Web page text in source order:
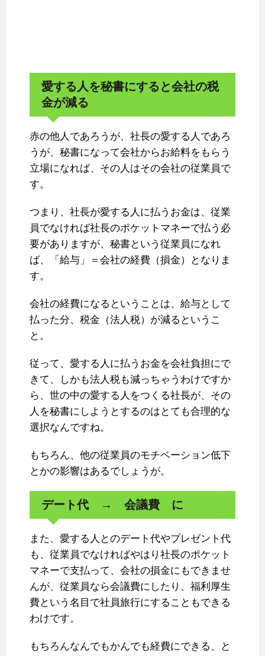
愛する人を秘書にすると会社の税
金が減る
赤の他人であろうが、社長の愛する人であろ
うが、秘書になって会社からお給料をもらう
立場になれば、その人はその会社の従業員で
す。
つまり、社長が愛する人に払うお金は、従業
員でなければ社長のポケットマネーで払う必
要がありますが、秘書という従業員になれ
ば、「給与」＝会社の経費（損金）となりま
す。
会社の経費になるということは、給与として
払った分、税金（法人税）が減るというこ
と。
従って、愛する人に払うお金を会社負担にで
きて、しかも法人税も減っちゃうわけですか
ら、世の中の愛する人をつくる社長が、その
人を秘書にしようとするのはとても合理的な
選択なんですね。
もちろん、他の従業員のモチベーション低下
とかの影響はあるでしょうが。
デート代 → 会議費 に
また、愛する人とのデート代やプレゼント代
も、従業員でなければやはり社長のポケット
マネーで支払って、会社の損金にもできませ
んが、従業員なら会議費にしたり、福利厚生
費という名目で社員旅行にすることもできる
わけです。
もちろんなんでもかんでも経費にできる、と